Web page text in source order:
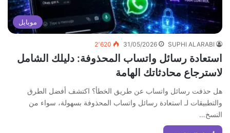
موبايل
SUPHI ALARABI
31/05/2026 2٬620
استعادة رسائل واتساب المحذوفة: دليلك الشامل
لاسترجاع محادثاتك الهامة
هل حذفت رسائل واتساب عن طريق الخطأ؟ اكتشف أفضل الطرق
والتطبيقات لـ استعادة رسائل واتساب المحذوفة بسهولة، سواء من
النسخ…